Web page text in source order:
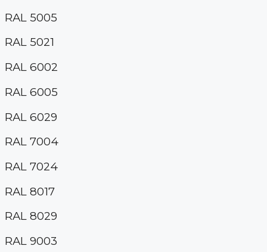
RAL 5005
RAL 5021
RAL 6002
RAL 6005
RAL 6029
RAL 7004
RAL 7024
RAL 8017
RAL 8029
RAL 9003